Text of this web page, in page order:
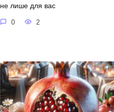
не лише для вас
0 2